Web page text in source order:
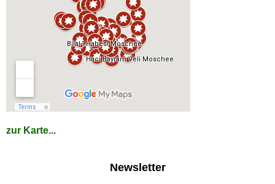
zur Karte...
Newsletter